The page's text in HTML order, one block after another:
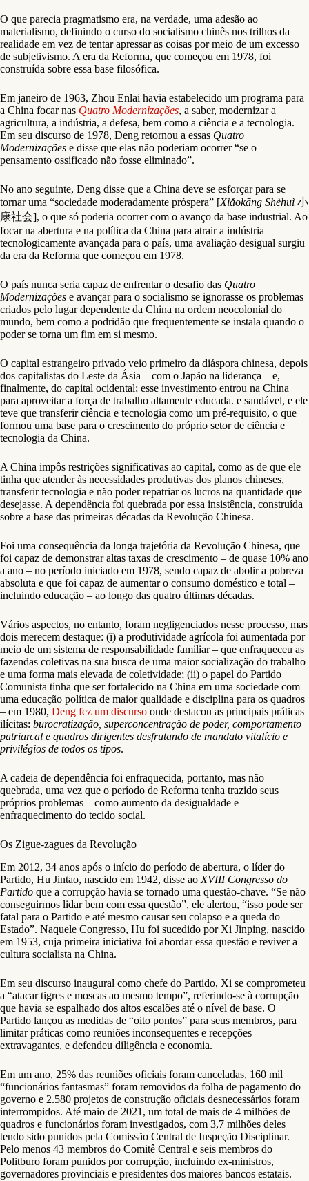
O que parecia pragmatismo era, na verdade, uma adesão ao
materialismo, definindo o curso do socialismo chinês nos trilhos da
realidade em vez de tentar apressar as coisas por meio de um excesso
de subjetivismo. A era da Reforma, que começou em 1978, foi
construída sobre essa base filosófica.
Em janeiro de 1963, Zhou Enlai havia estabelecido um programa para
a China focar nas Quatro Modernizações, a saber, modernizar a
agricultura, a indústria, a defesa, bem como a ciência e a tecnologia.
Em seu discurso de 1978, Deng retornou a essas Quatro
Modernizações e disse que elas não poderiam ocorrer “se o
pensamento ossificado não fosse eliminado”.
No ano seguinte, Deng disse que a China deve se esforçar para se
tornar uma “sociedade moderadamente próspera” [Xiǎokāng Shèhuì 小
康社会], o que só poderia ocorrer com o avanço da base industrial. Ao
focar na abertura e na política da China para atrair a indústria
tecnologicamente avançada para o país, uma avaliação desigual surgiu
da era da Reforma que começou em 1978.
O país nunca seria capaz de enfrentar o desafio das Quatro
Modernizações e avançar para o socialismo se ignorasse os problemas
criados pelo lugar dependente da China na ordem neocolonial do
mundo, bem como a podridão que frequentemente se instala quando o
poder se torna um fim em si mesmo.
O capital estrangeiro privado veio primeiro da diáspora chinesa, depois
dos capitalistas do Leste da Ásia – com o Japão na liderança – e,
finalmente, do capital ocidental; esse investimento entrou na China
para aproveitar a força de trabalho altamente educada. e saudável, e ele
teve que transferir ciência e tecnologia como um pré-requisito, o que
formou uma base para o crescimento do próprio setor de ciência e
tecnologia da China.
A China impôs restrições significativas ao capital, como as de que ele
tinha que atender às necessidades produtivas dos planos chineses,
transferir tecnologia e não poder repatriar os lucros na quantidade que
desejasse. A dependência foi quebrada por essa insistência, construída
sobre a base das primeiras décadas da Revolução Chinesa.
Foi uma consequência da longa trajetória da Revolução Chinesa, que
foi capaz de demonstrar altas taxas de crescimento – de quase 10% ano
a ano – no período iniciado em 1978, sendo capaz de abolir a pobreza
absoluta e que foi capaz de aumentar o consumo doméstico e total –
incluindo educação – ao longo das quatro últimas décadas.
Vários aspectos, no entanto, foram negligenciados nesse processo, mas
dois merecem destaque: (i) a produtividade agrícola foi aumentada por
meio de um sistema de responsabilidade familiar – que enfraqueceu as
fazendas coletivas na sua busca de uma maior socialização do trabalho
e uma forma mais elevada de coletividade; (ii) o papel do Partido
Comunista tinha que ser fortalecido na China em uma sociedade com
uma educação política de maior qualidade e disciplina para os quadros
– em 1980, Deng fez um discurso onde destacou as principais práticas
ilícitas: burocratização, superconcentração de poder, comportamento
patriarcal e quadros dirigentes desfrutando de mandato vitalício e
privilégios de todos os tipos.
A cadeia de dependência foi enfraquecida, portanto, mas não
quebrada, uma vez que o período de Reforma tenha trazido seus
próprios problemas – como aumento da desigualdade e
enfraquecimento do tecido social.
Os Zigue-zagues da Revolução
Em 2012, 34 anos após o início do período de abertura, o líder do
Partido, Hu Jintao, nascido em 1942, disse ao XVIII Congresso do
Partido que a corrupção havia se tornado uma questão-chave. “Se não
conseguirmos lidar bem com essa questão”, ele alertou, “isso pode ser
fatal para o Partido e até mesmo causar seu colapso e a queda do
Estado”. Naquele Congresso, Hu foi sucedido por Xi Jinping, nascido
em 1953, cuja primeira iniciativa foi abordar essa questão e reviver a
cultura socialista na China.
Em seu discurso inaugural como chefe do Partido, Xi se comprometeu
a “atacar tigres e moscas ao mesmo tempo”, referindo-se à corrupção
que havia se espalhado dos altos escalões até o nível de base. O
Partido lançou as medidas de “oito pontos” para seus membros, para
limitar práticas como reuniões inconsequentes e recepções
extravagantes, e defendeu diligência e economia.
Em um ano, 25% das reuniões oficiais foram canceladas, 160 mil
“funcionários fantasmas” foram removidos da folha de pagamento do
governo e 2.580 projetos de construção oficiais desnecessários foram
interrompidos. Até maio de 2021, um total de mais de 4 milhões de
quadros e funcionários foram investigados, com 3,7 milhões deles
tendo sido punidos pela Comissão Central de Inspeção Disciplinar.
Pelo menos 43 membros do Comitê Central e seis membros do
Politburo foram punidos por corrupção, incluindo ex-ministros,
governadores provinciais e presidentes dos maiores bancos estatais.